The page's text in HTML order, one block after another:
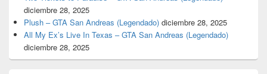
diciembre 28, 2025
Plush – GTA San Andreas (Legendado) diciembre 28, 2025
All My Ex’s Live In Texas – GTA San Andreas (Legendado)
diciembre 28, 2025